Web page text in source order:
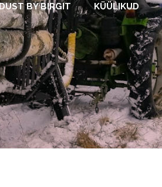
BY BIRGIT KÜÜLIKUD